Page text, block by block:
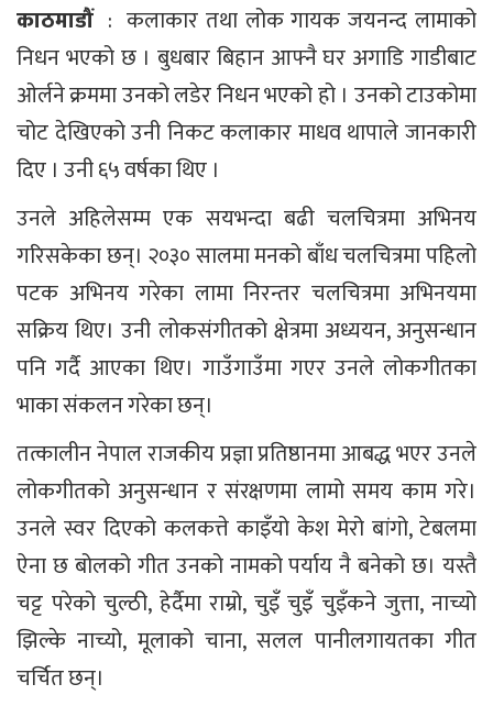
काठमाडौं: कलाकार तथा लोक गायक जयनन्द लामाको
निधन भएको छ । बुधबार बिहान आफ्नै घर अगाडि गाडीबाट
ओर्लने क्रममा उनको लडेर निधन भएको हो । उनको टाउकोमा
चोट देखिएको उनी निकट कलाकार माधव थापाले जानकारी
दिए । उनी ६५ वर्षका थिए ।
उनले अहिलेसम्म एक सयभन्दा बढी चलचित्रमा अभिनय
गरिसकेका छन्। २०३० सालमा मनको बाँध चलचित्रमा पहिलो
पटक अभिनय गरेका लामा निरन्तर चलचित्रमा अभिनयमा
सक्रिय थिए। उनी लोकसंगीतको क्षेत्रमा अध्ययन, अनुसन्धान
पनि गर्दै आएका थिए। गाउँगाउँमा गएर उनले लोकगीतका
भाका संकलन गरेका छन्।
तत्कालीन नेपाल राजकीय प्रज्ञा प्रतिष्ठानमा आबद्ध भएर उनले
लोकगीतको अनुसन्धान र संरक्षणमा लामो समय काम गरे।
उनले स्वर दिएको कलकत्ते काइँयो केश मेरो बांगो, टेबलमा
ऐना छ बोलको गीत उनको नामको पर्याय नै बनेको छ। यस्तै
चट्ट परेको चुल्ठी, हेर्दैमा राम्रो, चुइँ चुइँ चुइँकने जुत्ता, नाच्यो
झिल्के नाच्यो, मूलाको चाना, सलल पानीलगायतका गीत
चर्चित छन्।